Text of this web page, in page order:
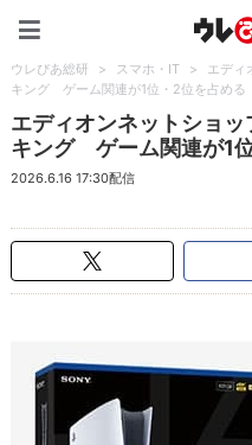
ウレぴあ総研 > スマホ・IT >
エディ
キング ゲーム関連が1位・2位を占める
エディオンネットショ
キング ゲーム関連が1
2026.6.16 17:30配信